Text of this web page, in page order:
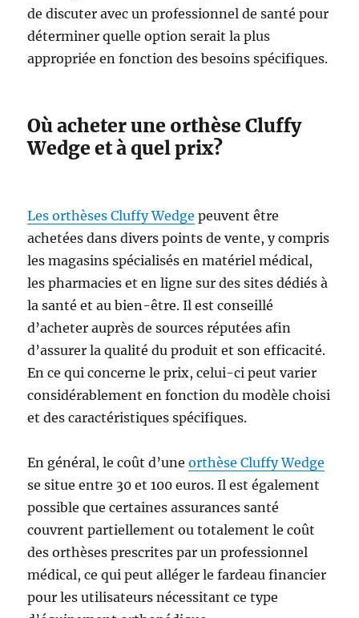
de discuter avec un professionnel de santé pour
déterminer quelle option serait la plus
appropriée en fonction des besoins spécifiques.
Où acheter une orthèse Cluffy
Wedge et à quel prix?
Les orthèses Cluffy Wedge peuvent être
achetées dans divers points de vente, y compris
les magasins spécialisés en matériel médical,
les pharmacies et en ligne sur des sites dédiés à
la santé et au bien-être. Il est conseillé
d’acheter auprès de sources réputées afin
d’assurer la qualité du produit et son efficacité.
En ce qui concerne le prix, celui-ci peut varier
considérablement en fonction du modèle choisi
et des caractéristiques spécifiques.
En général, le coût d’uneorthèse Cluffy Wedge
se situe entre 30 et 100 euros. Il est également
possible que certaines assurances santé
couvrent partiellement ou totalement le coût
des orthèses prescrites par un professionnel
médical, ce qui peut alléger le fardeau financier
pour les utilisateurs nécessitant ce type